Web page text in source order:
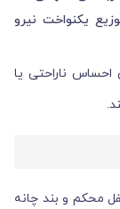
یکنواخت نیرو
احساس ناراحتی یا
محکم و بند چانه